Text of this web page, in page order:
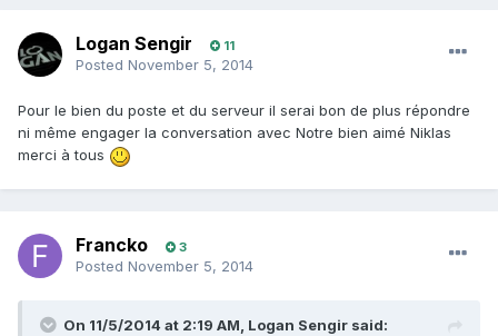
Logan Sengir 11
Posted November 5, 2014
Pour le bien du poste et du serveur il serai bon de plus répondre
ni même engager la conversation avec Notre bien aimé Niklas
merci à tous
Francko 3
Posted November 5, 2014
On 11/5/2014 at 2:19 AM, Logan Sengir said: